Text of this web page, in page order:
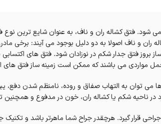
شود. فتق کشاله ران و ناف، به عنوان شایع ترین
و ناف اصولا به دو دلیل بوجود می آیند: برخی
بروز فتق جدار شکم در نوزادان شود. فتق های
مواردی می باشند که ممکن است زمینه ساز فتق های
می توان به التهاب صفاق و روده، نامنظم شدن
ناحیه شکم یا کشاله ران، خون در مدفوع و همچنین
قرار گیرد. هرچقدر جراح شما ماهرتر باشد و تکنیک